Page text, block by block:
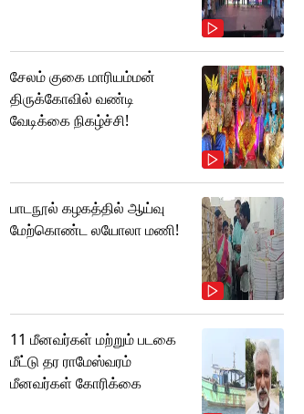
சேலம் குகை மாரியம்மன்
திருக்கோவில் வண்டி
வேடிக்கை நிகழ்ச்சி!
பாடநூல் கழகத்தில் ஆய்வு
மேற்கொண்ட லயோலா மணி!
11 மீனவர்கள் மற்றும் படகை
மீட்டு தர ராமேஸ்வரம்
மீனவர்கள் கோரிக்கை